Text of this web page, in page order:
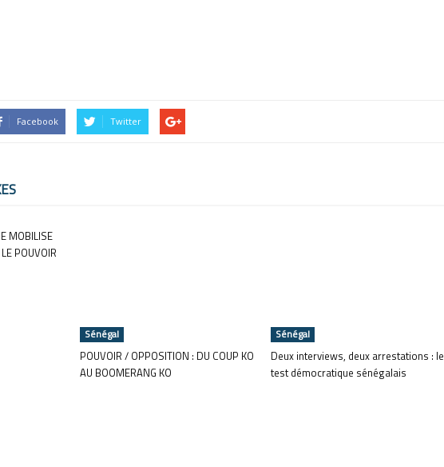
Facebook Twitter
MOBILISE
POUVOIR
Sénégal
POUVOIR / OPPOSITION : DU COUP KO
AU BOOMERANG KO
Sénégal
Deux interviews, deux arrestations : le
test démocratique sénégalais